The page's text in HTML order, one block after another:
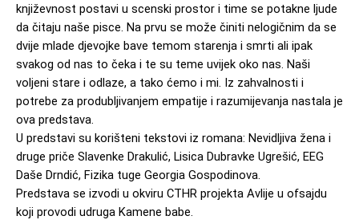
književnost postavi u scenski prostor i time se potakne ljude
da čitaju naše pisce. Na prvu se može činiti nelogičnim da se
dvije mlade djevojke bave temom starenja i smrti ali ipak
svakog od nas to čeka i te su teme uvijek oko nas. Naši
voljeni stare i odlaze, a tako ćemo i mi. Iz zahvalnosti i
potrebe za produbljivanjem empatije i razumijevanja nastala je
ova predstava.
U predstavi su korišteni tekstovi iz romana: Nevidljiva žena i
druge priče Slavenke Drakulić, Lisica Dubravke Ugrešić, EEG
Daše Drndić, Fizika tuge Georgia Gospodinova.
Predstava se izvodi u okviru CTHR projekta Avlije u ofsajdu
koji provodi udruga Kamene babe.